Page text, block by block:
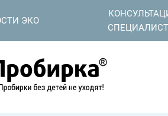
ЭКО